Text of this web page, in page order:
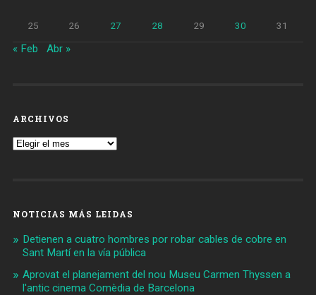
25 26 27 28 29 30 31
« Feb Abr »
ARCHIVOS
Archivos
NOTICIAS MÁS LEIDAS
Detienen a cuatro hombres por robar cables de cobre en
Sant Martí en la vía pública
Aprovat el planejament del nou Museu Carmen Thyssen a
l'antic cinema Comèdia de Barcelona